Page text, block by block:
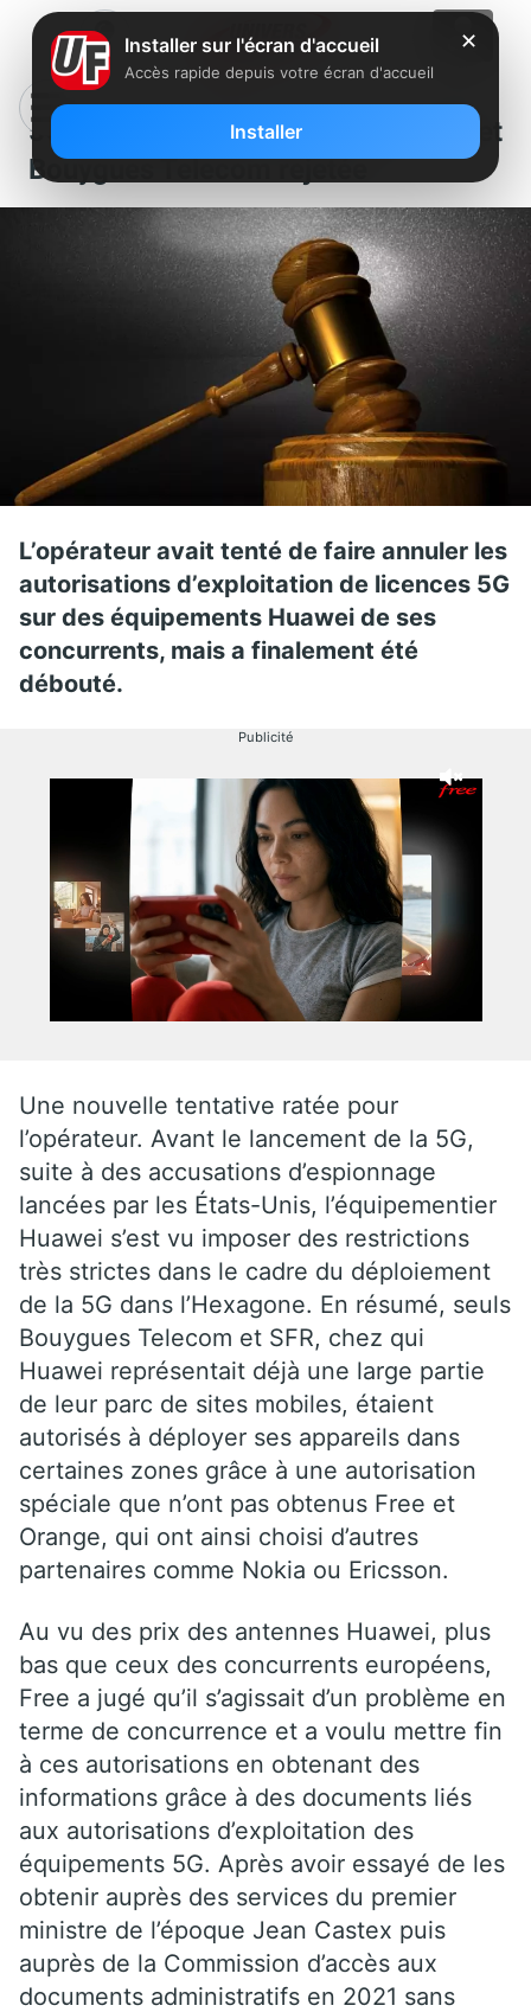
5G : la requête de Free contre SFR et
Bouygues Telecom rejetée
L’opérateur avait tenté de faire annuler les
autorisations d’exploitation de licences 5G
sur des équipements Huawei de ses
concurrents, mais a finalement été
débouté.
Publicité
Une nouvelle tentative ratée pour
l’opérateur. Avant le lancement de la 5G,
suite à des accusations d’espionnage
lancées par les États-Unis, l’équipementier
Huawei s’est vu imposer des restrictions
très strictes dans le cadre du déploiement
de la 5G dans l’Hexagone. En résumé, seuls
Bouygues Telecom et SFR, chez qui
Huawei représentait déjà une large partie
de leur parc de sites mobiles, étaient
autorisés à déployer ses appareils dans
certaines zones grâce à une autorisation
spéciale que n’ont pas obtenus Free et
Orange, qui ont ainsi choisi d’autres
partenaires comme Nokia ou Ericsson.
Au vu des prix des antennes Huawei, plus
bas que ceux des concurrents européens,
Free a jugé qu’il s’agissait d’un problème en
terme de concurrence et a voulu mettre fin
à ces autorisations en obtenant des
informations grâce à des documents liés
aux autorisations d’exploitation des
équipements 5G. Après avoir essayé de les
obtenir auprès des services du premier
ministre de l’époque Jean Castex puis
auprès de la Commission d’accès aux
documents administratifs en 2021 sans
✕
Installer sur l'écran d'accueil
Accès rapide depuis votre écran d'accueil
Installer